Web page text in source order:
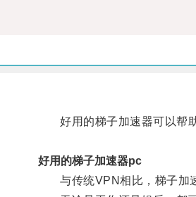
好用的梯子加速器可以帮助
好用的梯子加速器pc
与传统VPN相比，梯子加速